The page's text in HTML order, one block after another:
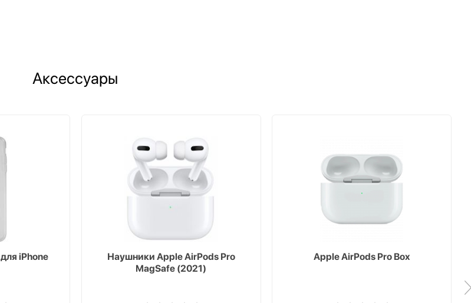
Аксессуары
iPhone
Наушники Apple AirPods Pro
MagSafe (2021)
Apple AirPods Pro Box